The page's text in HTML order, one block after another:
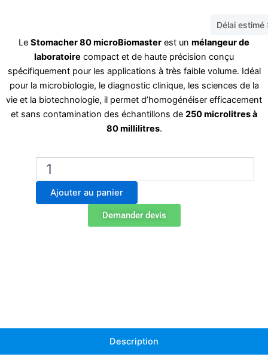
Délai
Le Stomacher 80 microBiomaster est un mélangeur de
laboratoire compact et de haute précision conçu
spécifiquement pour les applications à très faible volume. Idéal
pour la microbiologie, le diagnostic clinique, les sciences de la
vie et la biotechnologie, il permet d’homogénéiser efficacement
et sans contamination des échantillons de 250 microlitres à
80 millilitres.
quantité
Stomacher
Ajouter au panier
Demander devis
Description